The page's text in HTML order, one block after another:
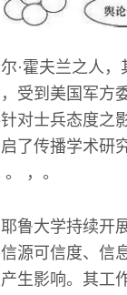
·霍夫兰之人
受到美国军方
对士兵态度之
了传播学术研
，。
鲁大学持续开
源可信度、信
生影响。其工